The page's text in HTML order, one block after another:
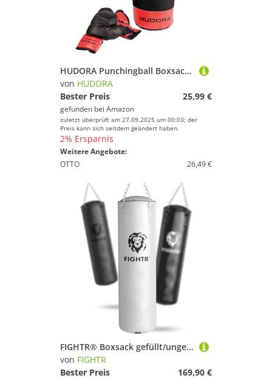
HUDORA Punchingball Boxsack-Set, 4 kg
von HUDORA
Bester Preis
25,99 €
gefunden bei Amazon
zuletzt überprüft am 27.09.2025 um 00:03; der
Preis kann sich seitdem geändert haben.
2% Ersparnis
Weitere Angebote:
OTTO
26,49 €
FIGHTR® Boxsack gefüllt/ungefüllt - extrem robust & langlebig | Boxsack Set inkl. 4-Punkt-Stahlkette für Boxen, Kickboxen, MMA, Muay Thai und weitere Kampfsportarten
von FIGHTR
Bester Preis
169,90 €